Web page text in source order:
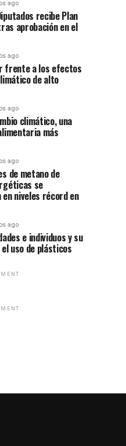
ago
recibe Plan
aprobación en el
ago
frente a los efectos
de alto
ago
climático, una
más
ago
de metano de
se
niveles récord en
ago
e individuos y su
uso de plásticos